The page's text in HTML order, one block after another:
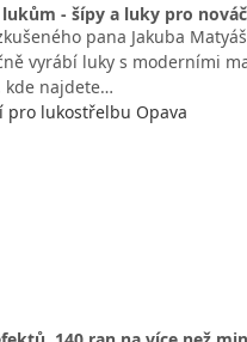
- šípy a luky pro
pana Jakuba
vyrábí luky s moderními
kde najdete…
pro lukostřelbu Opava